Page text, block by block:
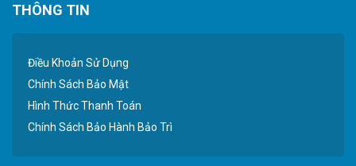
THÔNG TIN
Điều Khoản Sử Dụng
Chính Sách Bảo Mật
Hình Thức Thanh Toán
Chính Sách Bảo Hành Bảo Trì